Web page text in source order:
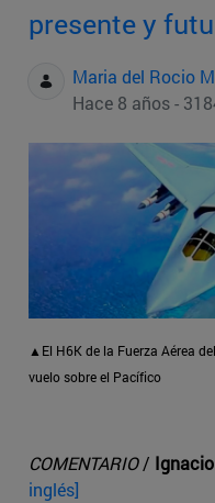
presente y
Maria del Rocio
Hace 8 años -
▲El H6K de la Fuerza Aérea
vuelo sobre el Pacífico
COMENTARIO/
inglés]